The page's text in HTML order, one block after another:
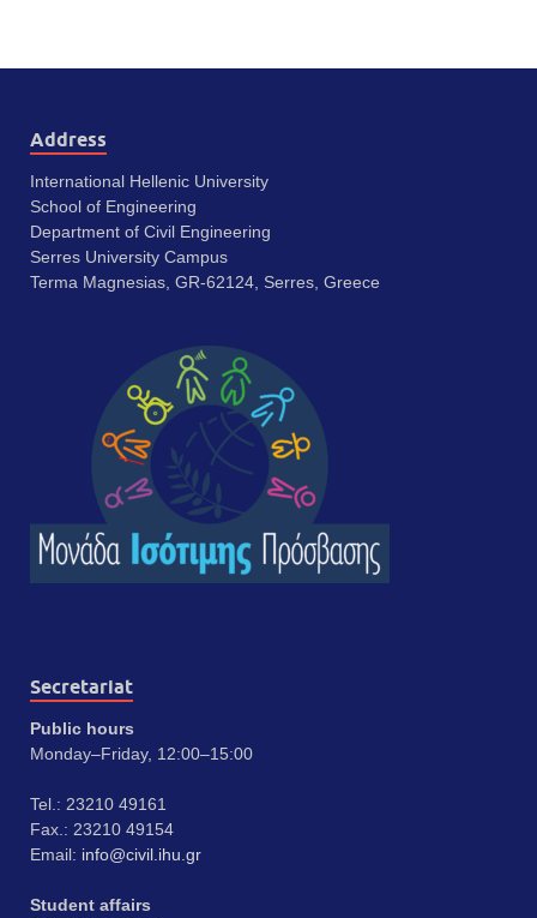
Address
International Hellenic University
School of Engineering
Department of Civil Engineering
Serres University Campus
Terma Magnesias, GR-62124, Serres, Greece
Secretariat
Public hours
Monday–Friday, 12:00–15:00
Tel.: 23210 49161
Fax.: 23210 49154
Email: info@civil.ihu.gr
Student affairs